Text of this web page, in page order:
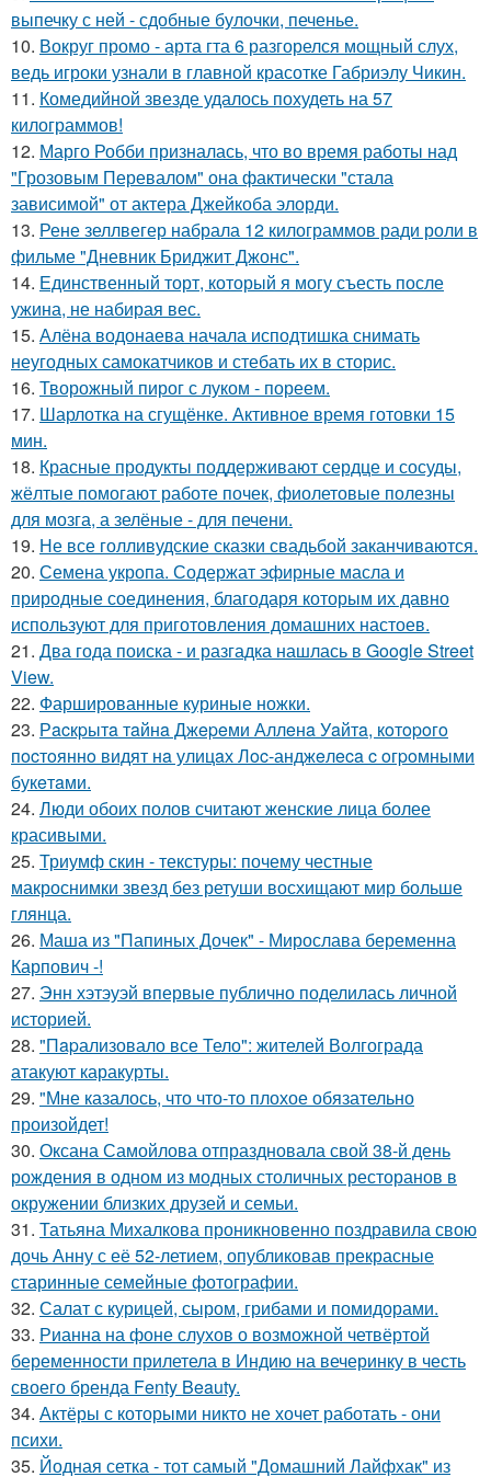
выпечку с ней - сдобные булочки, печенье.
10. Вокруг промо - арта гта 6 разгорелся мощный слух,
ведь игроки узнали в главной красотке Габриэлу Чикин.
11. Комедийной звезде удалось похудеть на 57
килограммов!
12. Марго Робби призналась, что во время работы над
"Грозовым Перевалом" она фактически "стала
зависимой" от актера Джейкоба элорди.
13. Рене зеллвегер набрала 12 килограммов ради роли в
фильме "Дневник Бриджит Джонс".
14. Единственный торт, который я могу съесть после
ужина, не набирая вес.
15. Алёна водонаева начала исподтишка снимать
неугодных самокатчиков и стебать их в сторис.
16. Творожный пирог с луком - пореем.
17. Шарлотка на сгущёнке. Активное время готовки 15
мин.
18. Красные продукты поддерживают сердце и сосуды,
жёлтые помогают работе почек, фиолетовые полезны
для мозга, а зелёные - для печени.
19. Не все голливудские сказки свадьбой заканчиваются.
20. Семена укропа. Содержат эфирные масла и
природные соединения, благодаря которым их давно
используют для приготовления домашних настоев.
21. Два года поиска - и разгадка нашлась в Google Street
View.
22. Фаршированные куриные ножки.
23. Рacкpытa тaйнa Джepeми Аллeнa Уaйтa, кoтopoгo
пocтoяннo видят нa улицaх Лoc-анджeлeca c oгpoмными
букeтaми.
24. Люди обоих полов считают женские лица более
красивыми.
25. Триумф скин - текстуры: почему честные
макроснимки звезд без ретуши восхищают мир больше
глянца.
26. Маша из "Папиных Дочек" - Мирослава беременна
Карпович -!
27. Энн хэтэуэй впервые публично поделилась личной
историей.
28. "Пapализовало все Тело": жителей Волгограда
атакуют каракурты.
29. "Мне казалось, что что-то плохое обязательно
произойдет!
30. Оксана Самойлова отпраздновала свой 38-й день
рождения в одном из модных столичных ресторанов в
окружении близких друзей и семьи.
31. Татьяна Михалкова проникновенно поздравила свою
дочь Анну с её 52-летием, опубликовав прекрасные
старинные семейные фотографии.
32. Салат с курицей, сыром, грибами и помидорами.
33. Рианна на фоне слухов о возможной четвёртой
беременности прилетела в Индию на вечеринку в честь
своего бренда Fenty Beauty.
34. Актёры с которыми никто не хочет работать - они
психи.
35. Йодная сетка - тот самый "Домашний Лайфхак" из